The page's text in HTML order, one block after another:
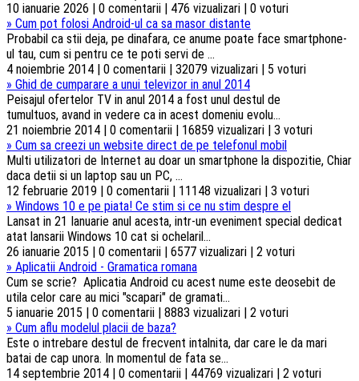
10 ianuarie 2026 | 0 comentarii | 476 vizualizari | 0 voturi
» Cum pot folosi Android-ul ca sa masor distante
Probabil ca stii deja, pe dinafara, ce anume poate face smartphone-
ul tau, cum si pentru ce te poti servi de ...
4 noiembrie 2014 | 0 comentarii | 32079 vizualizari | 5 voturi
» Ghid de cumparare a unui televizor in anul 2014
Peisajul ofertelor TV in anul 2014 a fost unul destul de
tumultuos, avand in vedere ca in acest domeniu evolu...
21 noiembrie 2014 | 0 comentarii | 16859 vizualizari | 3 voturi
» Cum sa creezi un website direct de pe telefonul mobil
Multi utilizatori de Internet au doar un smartphone la dispozitie, Chiar
daca detii si un laptop sau un PC, ...
12 februarie 2019 | 0 comentarii | 11148 vizualizari | 3 voturi
» Windows 10 e pe piata! Ce stim si ce nu stim despre el
Lansat in 21 Ianuarie anul acesta, intr-un eveniment special dedicat
atat lansarii Windows 10 cat si ochelaril...
26 ianuarie 2015 | 0 comentarii | 6577 vizualizari | 2 voturi
» Aplicatii Android - Gramatica romana
Cum se scrie? Aplicatia Android cu acest nume este deosebit de
utila celor care au mici "scapari" de gramati...
5 ianuarie 2015 | 0 comentarii | 8883 vizualizari | 2 voturi
» Cum aflu modelul placii de baza?
Este o intrebare destul de frecvent intalnita, dar care le da mari
batai de cap unora. In momentul de fata se...
14 septembrie 2014 | 0 comentarii | 44769 vizualizari | 2 voturi